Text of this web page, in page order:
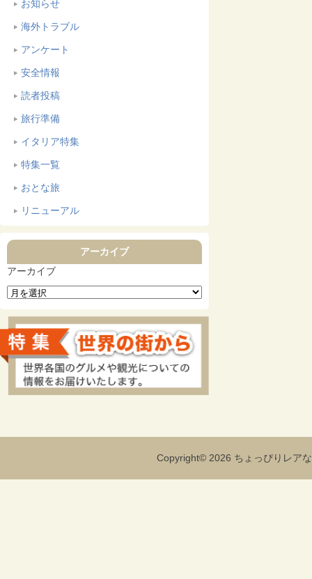
お知らせ
海外トラブル
アンケート
安全情報
読者投稿
旅行準備
イタリア特集
特集一覧
おとな旅
リニューアル
アーカイブ
アーカイブ
Copyright© 2026 ちょっぴりレ